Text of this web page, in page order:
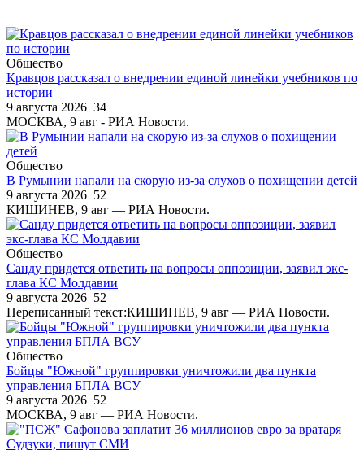
Общество
Кравцов рассказал о внедрении единой линейки учебников по
истории
9 августа 2026 34
МОСКВА, 9 авг - РИА Новости.
Общество
В Румынии напали на скорую из-за слухов о похищении детей
9 августа 2026 52
КИШИНЕВ, 9 авг — РИА Новости.
Общество
Санду придется ответить на вопросы оппозиции, заявил экс-
глава КС Молдавии
9 августа 2026 52
Переписанный текст:КИШИНЕВ, 9 авг — РИА Новости.
Общество
Бойцы "Южной" группировки уничтожили два пункта
управления БПЛА ВСУ
9 августа 2026 52
МОСКВА, 9 авг — РИА Новости.